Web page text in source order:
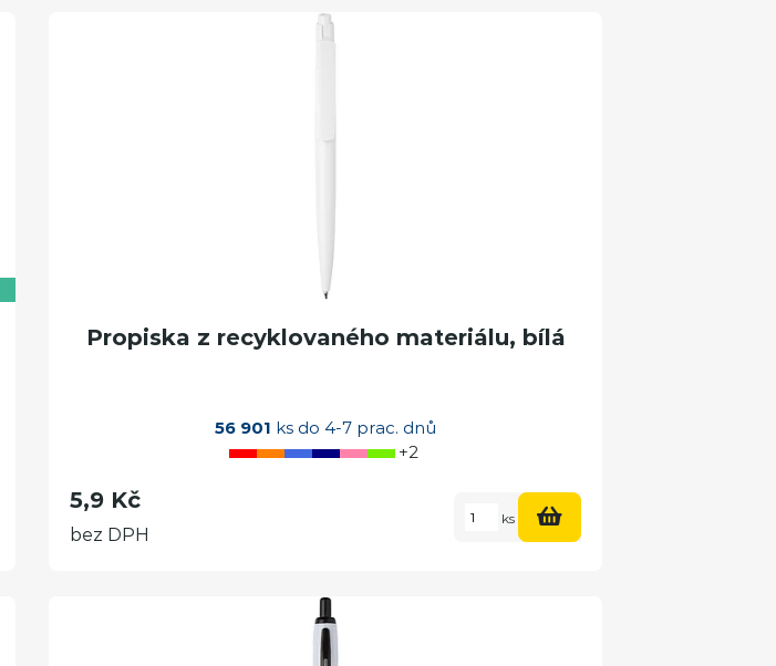
Propiska z recyklovaného materiálu, bílá
56 901 ks do 4-7 prac. dnů
5,9 Kč
bez DPH
ks
+2